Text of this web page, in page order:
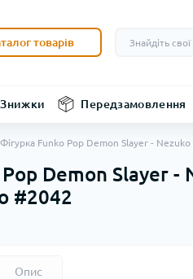
товарів
Знижки Передзамовлення
Фігурка Funko Pop Demon Slayer -
Pop Demon Slayer
#2042
Опис